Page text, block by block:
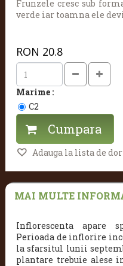
Frunzele cresc sub
verde iar toamna ele
RON 20.8
Marime :
C2
Cumpara
Adauga la lista de
MAI MULTE
Inflorescenta apare
Perioada de inflorire
la sfarsitul lunii
plantare trebuie alese